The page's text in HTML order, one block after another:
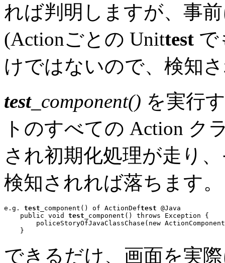
れば判明しますが、事
(Actionごとの Unittest で
けではないので、検知
test_component() を実行
トのすべての Action ク
され初期化処理が走り
検知されれば落ちます。
e.g. test _component() of ActionDeftest @Java
public void
test _component() throws Exception {
        policeStoryOfJavaClassChase(
new
できるだけ、画面を実